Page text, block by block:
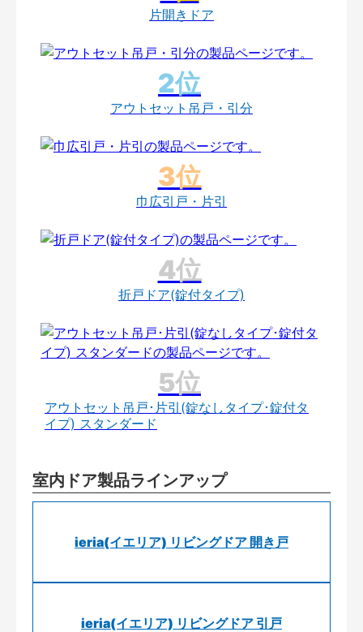
片開きドア
アウトセット吊戸・引分
巾広引戸・片引
折戸ドア(錠付タイプ)
アウトセット吊戸･片引(錠なしタイプ･錠付タ
イプ) スタンダード
室内ドア製品ラインアップ
ieria(イエリア) リビングドア 開き戸
ieria(イエリア) リビングドア 引戸